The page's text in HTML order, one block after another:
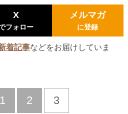
X
フォロー
メルマガ
に登録
着記事などをお届けしていま
前
1 2 3